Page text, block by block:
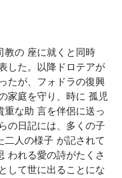
教の 座に就くと同時
した。以降ドロテアが
たが、フォドラの復興
家庭を守り、時に 孤児
重な助 言を伴侶に送っ
の日記には、多くの子
二人の様子 が記されて
われる愛の詩がたくさ
して世に出ることにな